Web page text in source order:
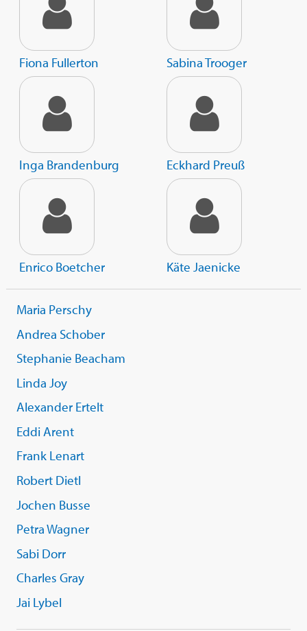
Fiona Fullerton Sabina Trooger
Inga Brandenburg Eckhard Preuß
Enrico Boetcher Käte Jaenicke
Maria Perschy
Andrea Schober
Stephanie Beacham
Linda Joy
Alexander Ertelt
Eddi Arent
Frank Lenart
Robert Dietl
Jochen Busse
Petra Wagner
Sabi Dorr
Charles Gray
Jai Lybel